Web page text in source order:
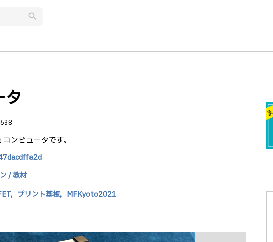
search
638
ンピュータです。
/ 教材
プリント基板, MFKyoto2021